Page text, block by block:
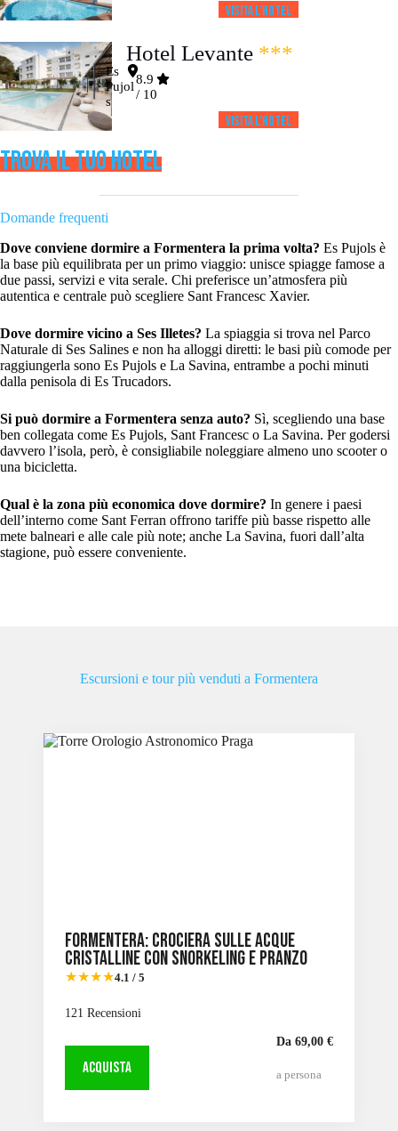
Visita l’HOTEL
Hotel Levante ***
Es
Pujol
s
8.9
/ 10
Visita l’HOTEL
TROVA IL TUO HOTEL
Domande frequenti
Dove conviene dormire a Formentera la prima volta? Es Pujols è
la base più equilibrata per un primo viaggio: unisce spiagge famose a
due passi, servizi e vita serale. Chi preferisce un’atmosfera più
autentica e centrale può scegliere Sant Francesc Xavier.
Dove dormire vicino a Ses Illetes? La spiaggia si trova nel Parco
Naturale di Ses Salines e non ha alloggi diretti: le basi più comode per
raggiungerla sono Es Pujols e La Savina, entrambe a pochi minuti
dalla penisola di Es Trucadors.
Si può dormire a Formentera senza auto? Sì, scegliendo una base
ben collegata come Es Pujols, Sant Francesc o La Savina. Per godersi
davvero l’isola, però, è consigliabile noleggiare almeno uno scooter o
una bicicletta.
Qual è la zona più economica dove dormire? In genere i paesi
dell’interno come Sant Ferran offrono tariffe più basse rispetto alle
mete balneari e alle cale più note; anche La Savina, fuori dall’alta
stagione, può essere conveniente.
Escursioni e tour più venduti a Formentera
Formentera: Crociera sulle acque
cristalline con snorkeling e pranzo
★★★★4.1 / 5
121 Recensioni
ACQUISTA
Da 69,00 €
a persona